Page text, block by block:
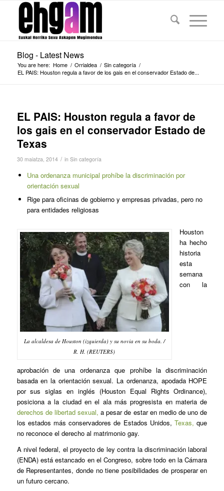
Blog - Latest News
You are here: Home / Orrialdea / Sin categoría /
EL PAIS: Houston regula a favor de los gais en el conservador Estado de...
EL PAIS: Houston regula a favor de
los gais en el conservador Estado de
Texas
30 maiatza, 2014 / in Sin categoría
Una ordenanza municipal prohíbe la discriminación por
orientación sexual
Rige para oficinas de gobierno y empresas privadas, pero no
para entidades religiosas
La alcaldesa de Houston (izquierda) y su novia en su boda. /
R. H. (REUTERS)
Houston
ha hecho
historia
esta
semana
con la
aprobación de una ordenanza que prohíbe la discriminación
basada en la orientación sexual. La ordenanza, apodada HOPE
por sus siglas en inglés (Houston Equal Rights Ordinance),
posiciona a la ciudad en el ala más progresista en materia de
derechos de libertad sexual, a pesar de estar en medio de uno de
los estados más conservadores de Estados Unidos,Texas, que
no reconoce el derecho al matrimonio gay.
A nivel federal, el proyecto de ley contra la discriminación laboral
(ENDA) está estancado en el Congreso, sobre todo en la Cámara
de Representantes, donde no tiene posibilidades de prosperar en
un futuro cercano.